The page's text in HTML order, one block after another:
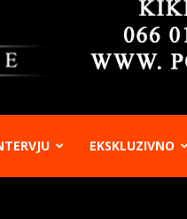
EKSKLUZIVNO